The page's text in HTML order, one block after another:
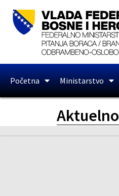
Početna Ministarstvo
Aktuelno